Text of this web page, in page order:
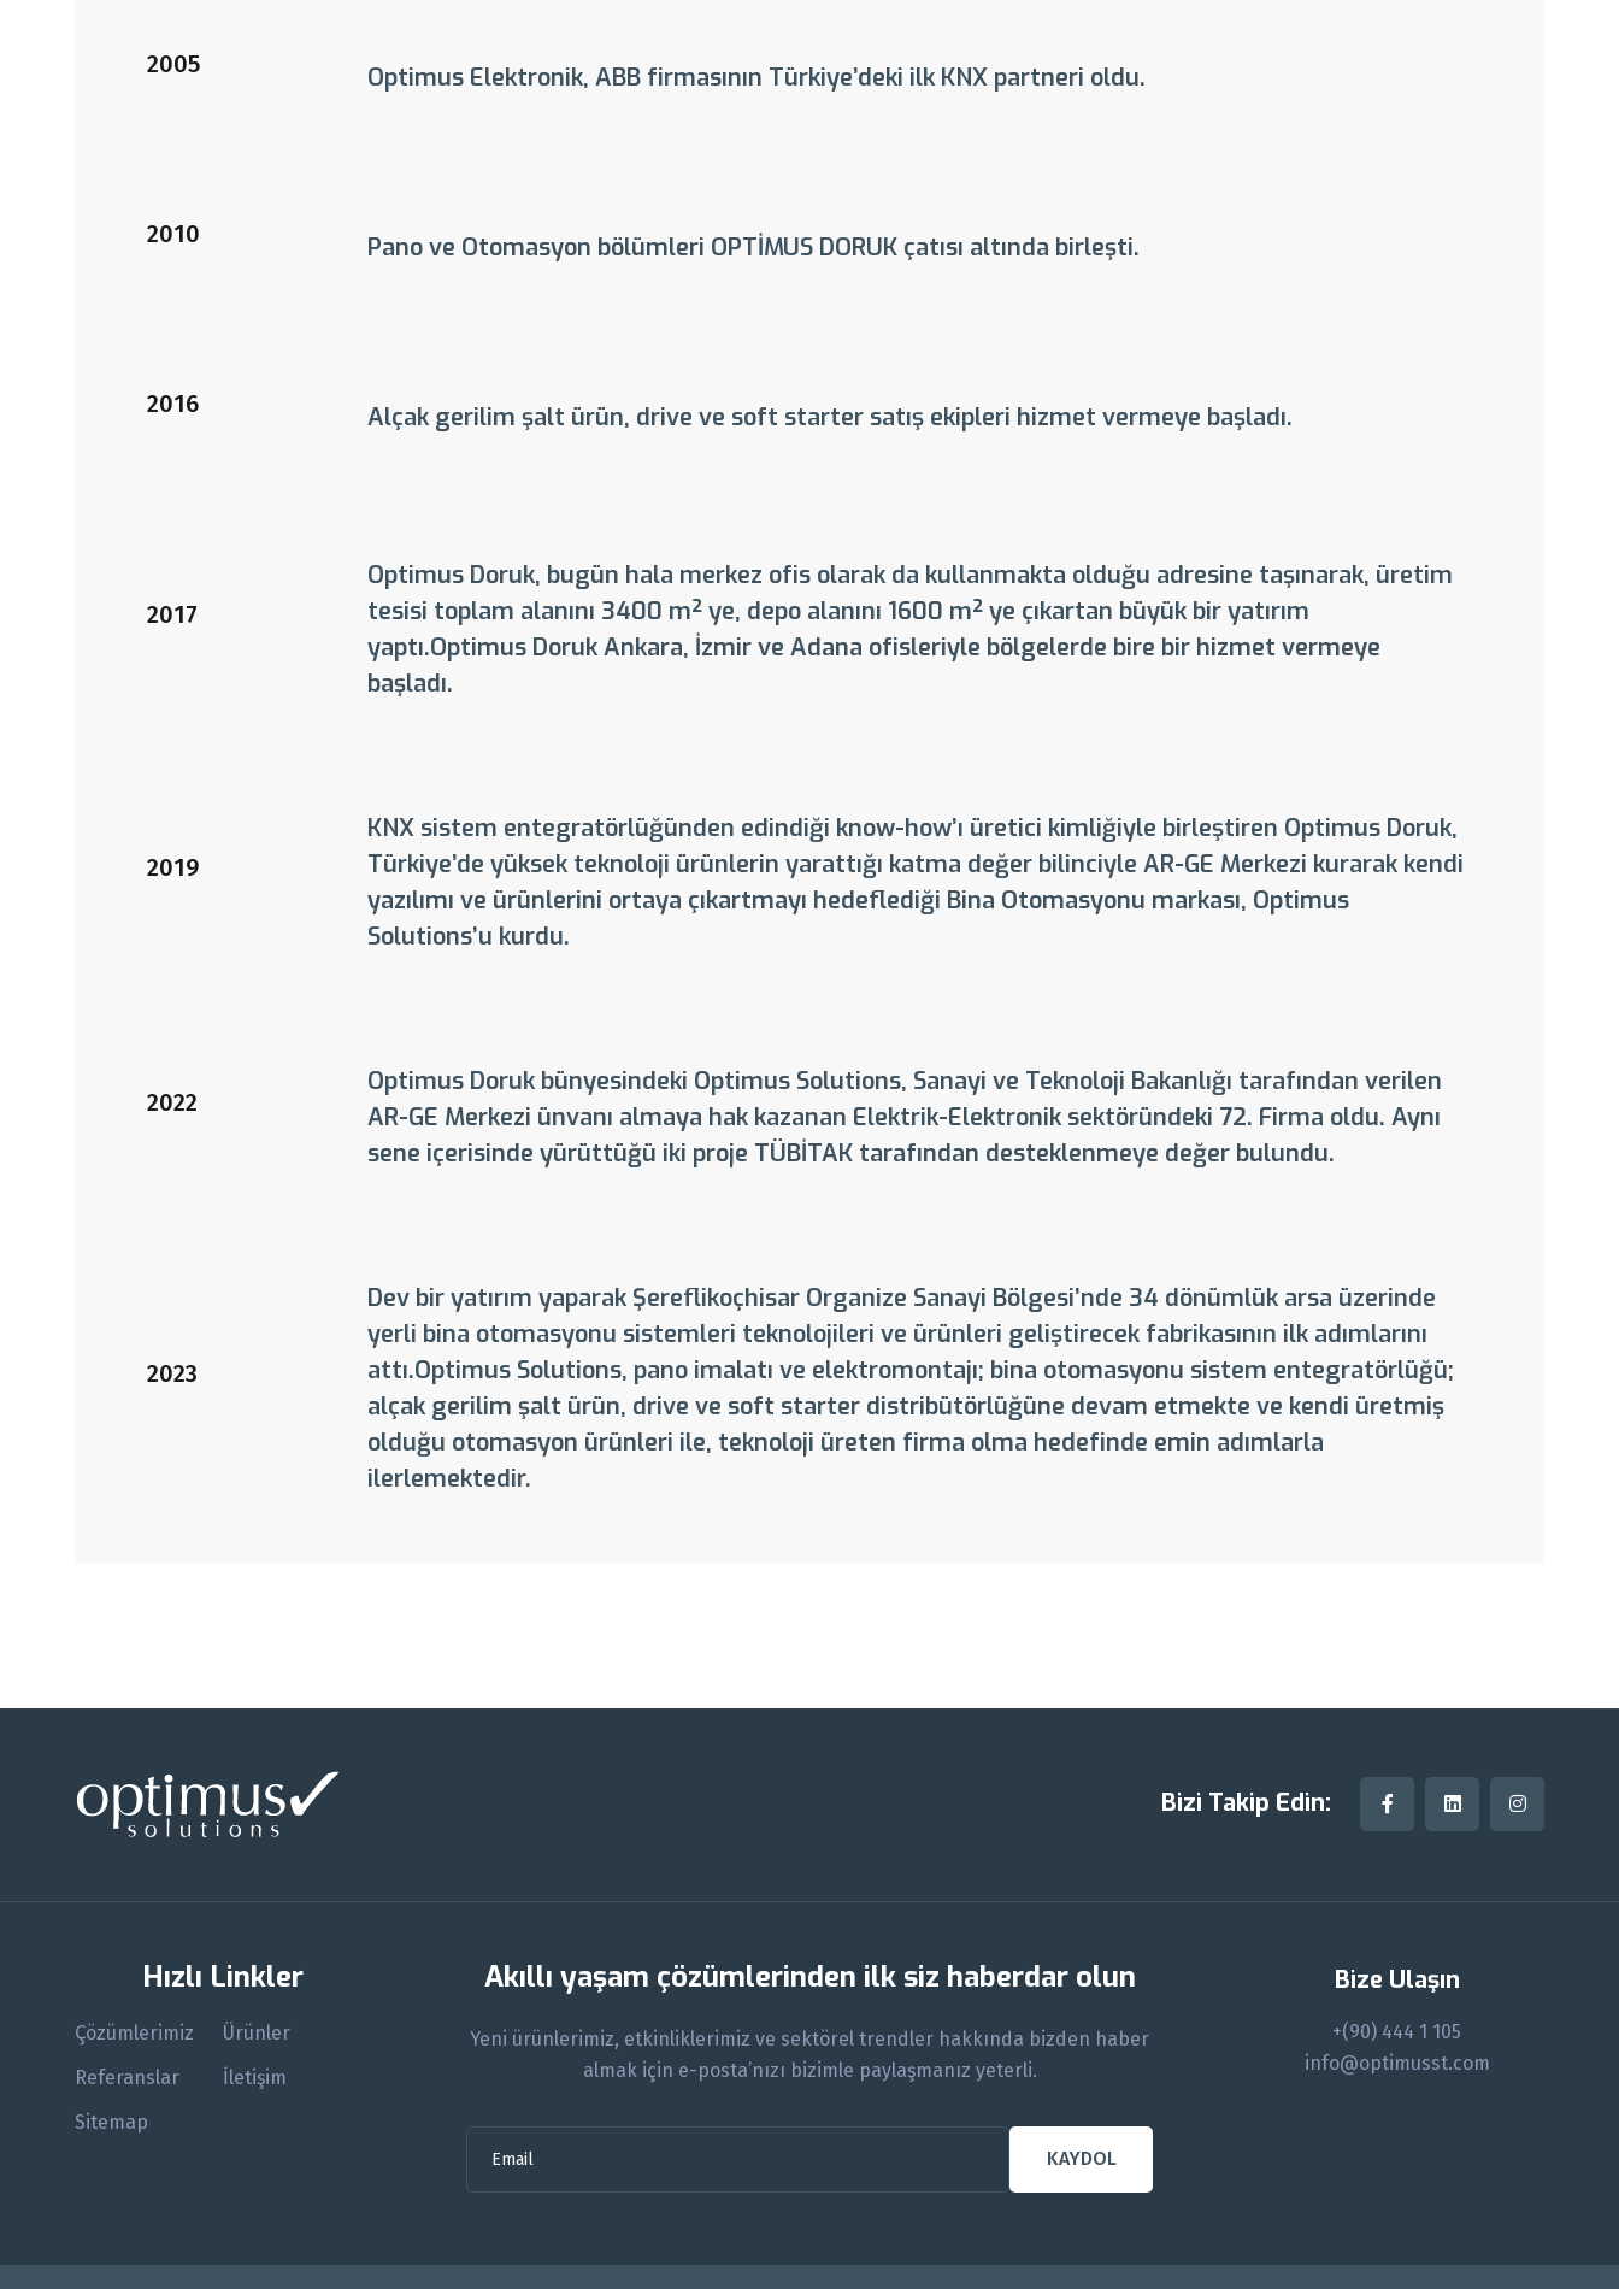
2005 Optimus Elektronik, ABB firmasının Türkiye’deki ilk KNX partneri oldu.
2010 Pano ve Otomasyon bölümleri OPTİMUS DORUK çatısı altında birleşti.
2016 Alçak gerilim şalt ürün, drive ve soft starter satış ekipleri hizmet vermeye başladı.
2017
Optimus Doruk, bugün hala merkez ofis olarak da kullanmakta olduğu adresine taşınarak, üretim
tesisi toplam alanını 3400 m² ye, depo alanını 1600 m² ye çıkartan büyük bir yatırım
yaptı.Optimus Doruk Ankara, İzmir ve Adana ofisleriyle bölgelerde bire bir hizmet vermeye
başladı.
2019
KNX sistem entegratörlüğünden edindiği know-how’ı üretici kimliğiyle birleştiren Optimus Doruk,
Türkiye’de yüksek teknoloji ürünlerin yarattığı katma değer bilinciyle AR-GE Merkezi kurarak kendi
yazılımı ve ürünlerini ortaya çıkartmayı hedeflediği Bina Otomasyonu markası, Optimus
Solutions’u kurdu.
2022
Optimus Doruk bünyesindeki Optimus Solutions, Sanayi ve Teknoloji Bakanlığı tarafından verilen
AR-GE Merkezi ünvanı almaya hak kazanan Elektrik-Elektronik sektöründeki 72. Firma oldu. Aynı
sene içerisinde yürüttüğü iki proje TÜBİTAK tarafından desteklenmeye değer bulundu.
2023
Dev bir yatırım yaparak Şereflikoçhisar Organize Sanayi Bölgesi’nde 34 dönümlük arsa üzerinde
yerli bina otomasyonu sistemleri teknolojileri ve ürünleri geliştirecek fabrikasının ilk adımlarını
attı.Optimus Solutions, pano imalatı ve elektromontajı; bina otomasyonu sistem entegratörlüğü;
alçak gerilim şalt ürün, drive ve soft starter distribütörlüğüne devam etmekte ve kendi üretmiş
olduğu otomasyon ürünleri ile, teknoloji üreten firma olma hedefinde emin adımlarla
ilerlemektedir.
Bizi Takip Edin:
Hızlı Linkler
Çözümlerimiz
Ürünler
Referanslar
İletişim
Sitemap
Akıllı yaşam çözümlerinden ilk siz haberdar olun
Yeni ürünlerimiz, etkinliklerimiz ve sektörel trendler hakkında bizden haber
almak için e-posta’nızı bizimle paylaşmanız yeterli.
KAYDOL
Bize Ulaşın
+(90) 444 1 105
info@optimusst.com